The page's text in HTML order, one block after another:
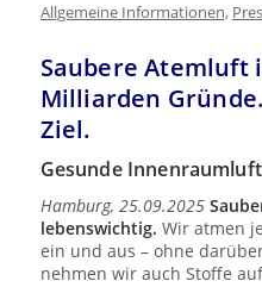
Allgemeine Informationen,
Saubere Atemluft
Milliarden
Ziel.
Gesunde
Hamburg, 25.09.2025
lebenswichtig. Wir atmen
ein und aus – ohne
nehmen wir auch Stoffe